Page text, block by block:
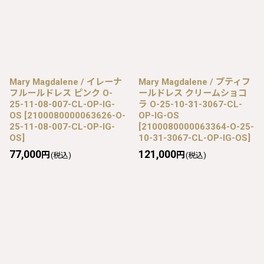
Mary Magdalene / イレーナ
フルールドレス ピンク O-
25-11-08-007-CL-OP-IG-
OS [2100080000063626-O-
25-11-08-007-CL-OP-IG-
OS]
77,000円 (税込)
Mary Magdalene / プティフ
ールドレス クリームショコ
ラ O-25-10-31-3067-CL-
OP-IG-OS
[2100080000063364-O-25-
10-31-3067-CL-OP-IG-OS]
121,000円 (税込)